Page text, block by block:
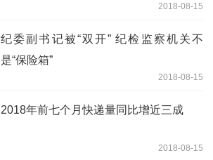
2018-08-15
纪委副书记被“双开” 纪检监察机关不
是“保险箱”
2018-08-15
2018年前七个月快递量同比增近三成
2018-08-15